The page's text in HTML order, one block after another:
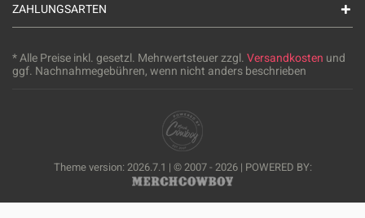
ZAHLUNGSARTEN
* Alle Preise inkl. gesetzl. Mehrwertsteuer zzgl.Versandkosten und
ggf. Nachnahmegebühren, wenn nicht anders beschrieben
Theme version: 2026.7.1 | © 2007 - 2026 | POWERED BY: